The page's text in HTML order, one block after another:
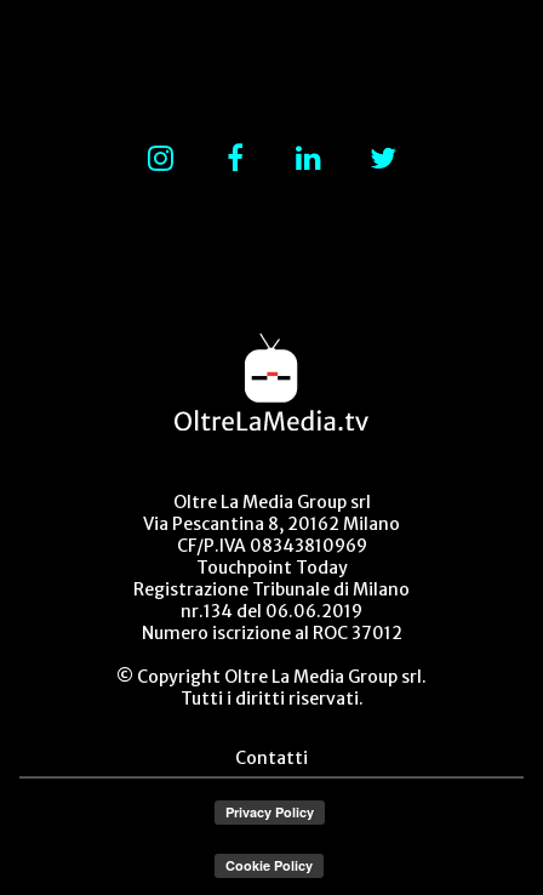
Oltre La Media Group srl
Via Pescantina 8, 20162 Milano
CF/P.IVA 08343810969
Touchpoint Today
Registrazione Tribunale di Milano
nr.134 del 06.06.2019
Numero iscrizione al ROC 37012
© Copyright Oltre La Media Group srl.
Tutti i diritti riservati.
Contatti